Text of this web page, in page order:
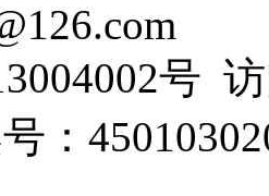
号
：